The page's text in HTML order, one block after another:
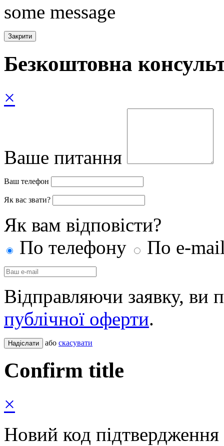
some message
Безкоштовна
×
Ваше питання
Ваш телефон
Як вас звати?
Як вам відповісти?
По телефону
По e-
Відправляючи заявку, ви
публічної оферти.
або скасувати
Confirm title
×
Новий код підтвердження